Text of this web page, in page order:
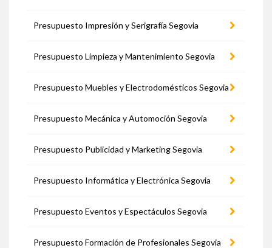
Presupuesto Impresión y Serigrafía Segovia
Presupuesto Limpieza y Mantenimiento Segovia
Presupuesto Muebles y Electrodomésticos Segovia
Presupuesto Mecánica y Automoción Segovia
Presupuesto Publicidad y Marketing Segovia
Presupuesto Informática y Electrónica Segovia
Presupuesto Eventos y Espectáculos Segovia
Presupuesto Formación de Profesionales Segovia